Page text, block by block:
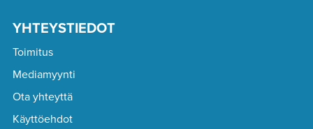
YHTEYSTIEDOT
Toimitus
Mediamyynti
Ota yhteyttä
Käyttöehdot